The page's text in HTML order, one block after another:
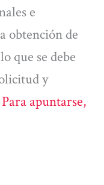
e
obtención de
que se debe
y
Para apuntarse,